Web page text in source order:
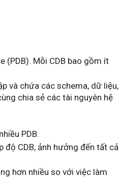
(PDB). Mỗi CDB bao gồm ít
và chứa các schema, dữ liệu,
chia sẻ các tài nguyên hệ
PDB.
độ CDB, ảnh hưởng đến tất cả
hơn nhiều so với việc làm